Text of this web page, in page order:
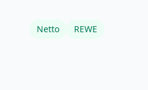
Netto REWE